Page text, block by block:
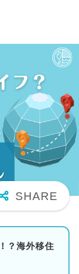
？海外移住